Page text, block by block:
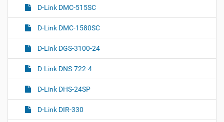
D-Link DMC-515SC
D-Link DMC-1580SC
D-Link DGS-3100-24
D-Link DNS-722-4
D-Link DHS-24SP
D-Link DIR-330